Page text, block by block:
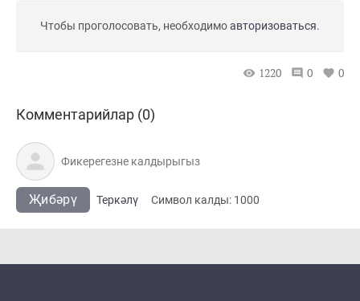
Чтобы проголосовать, необходимоавторизоваться.
1220 0 0
Комментарийлар (0)
Җибәрү Теркәлү Cимвол калды: 1000